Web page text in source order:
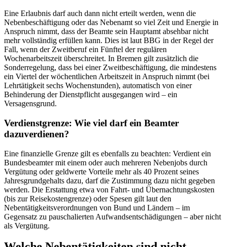
Eine Erlaubnis darf auch dann nicht erteilt werden, wenn die
Nebenbeschäftigung oder das Nebenamt so viel Zeit und Energie in
Anspruch nimmt, dass der Beamte sein Hauptamt absehbar nicht
mehr vollständig erfüllen kann. Dies ist laut BBG in der Regel der
Fall, wenn der Zweitberuf ein Fünftel der regulären
Wochenarbeitszeit überschreitet. In Bremen gilt zusätzlich die
Sonderregelung, dass bei einer Zweitbeschäftigung, die mindestens
ein Viertel der wöchentlichen Arbeitszeit in Anspruch nimmt (bei
Lehrtätigkeit sechs Wochenstunden), automatisch von einer
Behinderung der Dienstpflicht ausgegangen wird – ein
Versagensgrund.
Verdienstgrenze: Wie viel darf ein Beamter
dazuverdienen?
Eine finanzielle Grenze gilt es ebenfalls zu beachten: Verdient ein
Bundesbeamter mit einem oder auch mehreren Nebenjobs durch
Vergütung oder geldwerte Vorteile mehr als 40 Prozent seines
Jahresgrundgehalts dazu, darf die Zustimmung dazu nicht gegeben
werden. Die Erstattung etwa von Fahrt- und Übernachtungskosten
(bis zur Reisekostengrenze) oder Spesen gilt laut den
Nebentätigkeitsverordnungen von Bund und Ländern – im
Gegensatz zu pauschalierten Aufwandsentschädigungen – aber nicht
als Vergütung.